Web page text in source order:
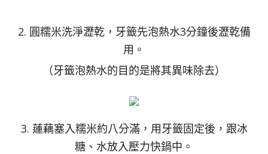
2. 圓糯米洗淨瀝乾，牙籤先泡熱水3分鐘後瀝乾備
用。
（牙籤泡熱水的目的是將其異味除去）
3. 蓮藕塞入糯米約八分滿，用牙籤固定後，跟冰
糖、水放入壓力快鍋中。